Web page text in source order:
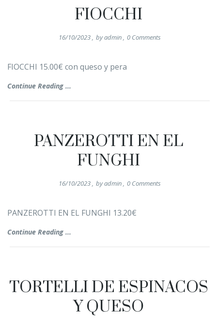
FIOCCHI
16/10/2023, byadmin, 0 Comments
FIOCCHI 15.00€ con queso y pera
Continue Reading ...
PANZEROTTI EN EL
FUNGHI
16/10/2023, byadmin, 0 Comments
PANZEROTTI EN EL FUNGHI 13.20€
Continue Reading ...
TORTELLI DE ESPINACOS
Y QUESO